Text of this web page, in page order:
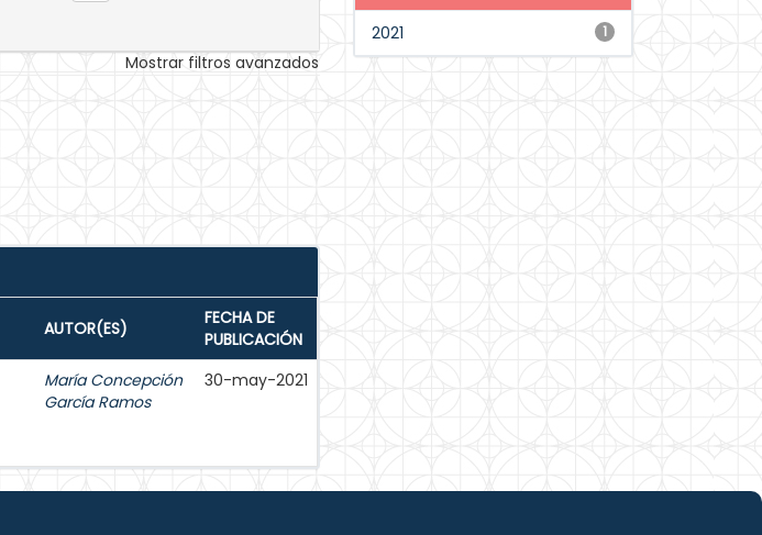
Mostrar filtros avanzados
AUTOR(ES)
FECHA DE
PUBLICACIÓN
María Concepción
García Ramos
30-may-2021
1
2021